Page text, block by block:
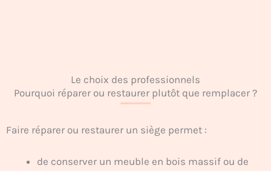
Le choix des professionnels
Pourquoi réparer ou restaurer plutôt que remplacer ?
Faire réparer ou restaurer un siège permet :
de conserver un meuble en bois massif ou de